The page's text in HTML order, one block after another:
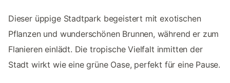
Dieser üppige Stadtpark begeistert mit exotischen
Pflanzen und wunderschönen Brunnen, während er zum
Flanieren einlädt. Die tropische Vielfalt inmitten der
Stadt wirkt wie eine grüne Oase, perfekt für eine Pause.